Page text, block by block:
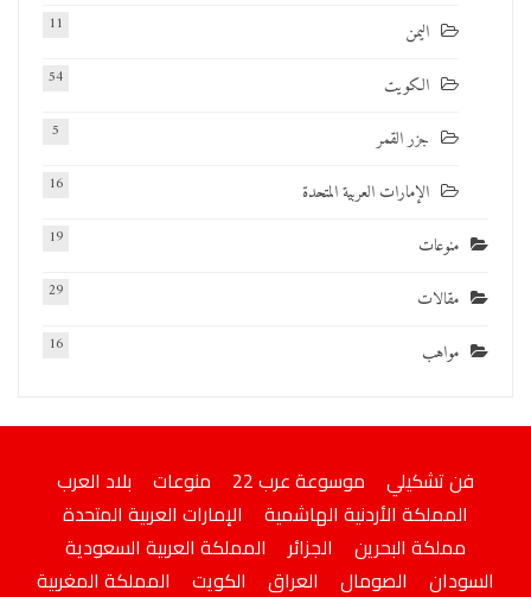
اليمن 11
الكويت 54
جزر القمر 5
الإمارات العربية المتحدة 16
منوعات 19
مقالات 29
مواهب 16
فن تشكيلي موسوعة عرب 22 منوعات
بلاد العرب
المملكة الأردنية الهاشمية
الإمارات العربية المتحدة
مملكة البحرين
الجزائر
المملكة العربية السعودية
السودان
الصومال العراق الكويت
المملكة المغربية